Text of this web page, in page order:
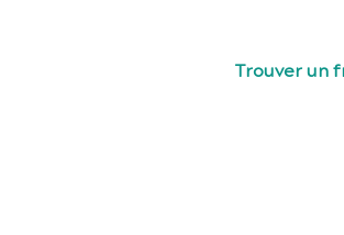
Trouver un